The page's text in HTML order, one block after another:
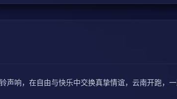
响，在自由与快乐中交换真挚情谊，云南开跑，